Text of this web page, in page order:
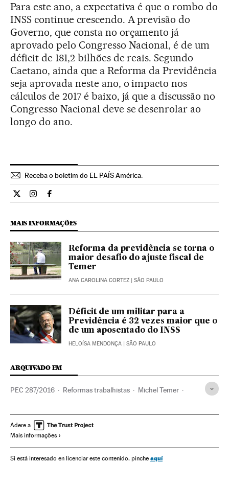
Para este ano, a expectativa é que o rombo do
INSS continue crescendo. A previsão do
Governo, que consta no orçamento já
aprovado pelo Congresso Nacional, é de um
déficit de 181,2 bilhões de reais. Segundo
Caetano, ainda que a Reforma da Previdência
seja aprovada neste ano, o impacto nos
cálculos de 2017 é baixo, já que a discussão no
Congresso Nacional deve se desenrolar ao
longo do ano.
Receba o boletim do EL PAÍS América.
Economia El País Brasil en Twitter
Economia El País Brasil en Instagram
Economia El País Brasil en Facebook
MAIS INFORMAÇÕES
Reforma da previdência se torna o
maior desafio do ajuste fiscal de
Temer
ANA CAROLINA CORTEZ | SÃO PAULO
Déficit de um militar para a
Previdência é 32 vezes maior que o
de um aposentado do INSS
HELOÍSA MENDONÇA | SÃO PAULO
ARQUIVADO EM
PEC 287/2016 Reformas trabalhistas Michel Temer
Congresso Nacional Aposentadoria
Presidência Brasil
Governo Brasil Prestações Parlamento
Adere a
Mais informações
Si está interesado en licenciar este contenido, pinche aquí